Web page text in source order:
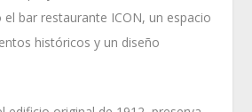
el bar restaurante ICON, un espacio
históricos y un diseño